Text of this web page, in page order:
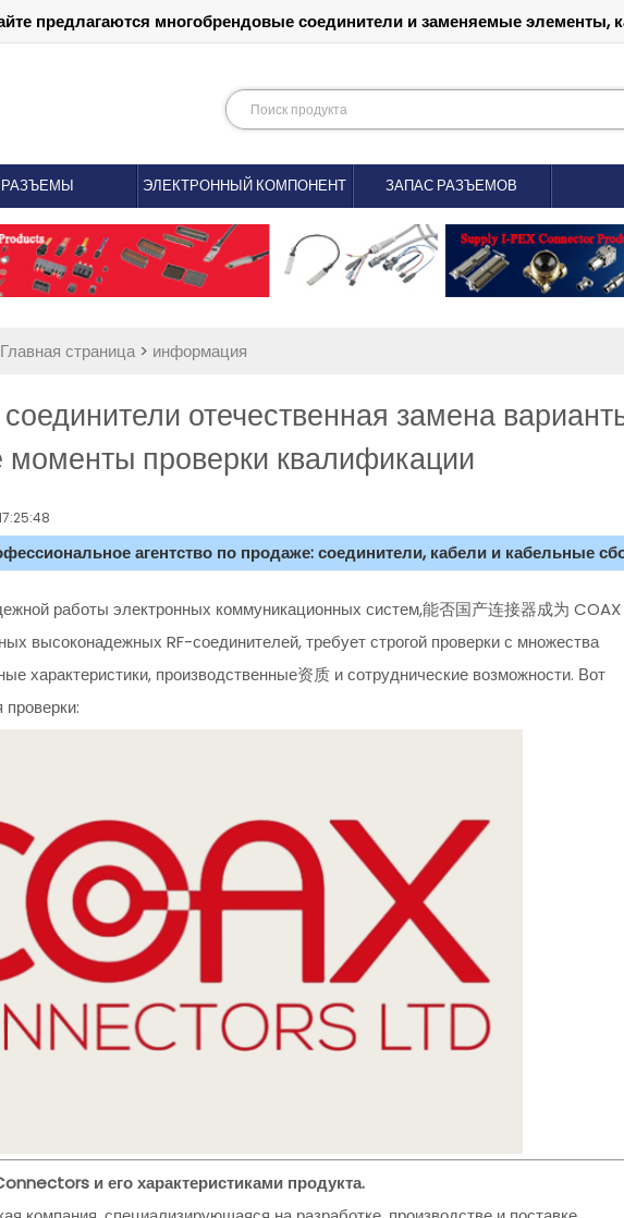
предлагаются многобрендовые соединители и заменяемые элементы,
РАЗЪЕМЫ ЭЛЕКТРОННЫЙ КОМПОНЕНТ ЗАПАС РАЗЪЕМОВ
Главная страница> информация
отечественная замена
проверки квалификации
агентство по продаже: соединители, кабели и кабельные
работы электронных коммуникационных систем,能否国产连接器成为 COAX
высоконадежных RF-соединителей, требует строгой проверки с множества
характеристики, производственные资质 и сотруднические возможности. Вот
и его характеристиками продукта.